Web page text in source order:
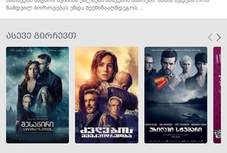
ნამდვილ ბოროტებას უნდა შეეწინააღმდეგოს ...
ასევე გირჩევთ